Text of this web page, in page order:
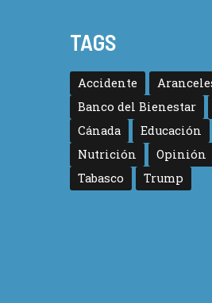
TAGS
Accidente
Banco del Bienestar
Cánada
Educación
Nutrición
Opinión
Tabasco
Trump